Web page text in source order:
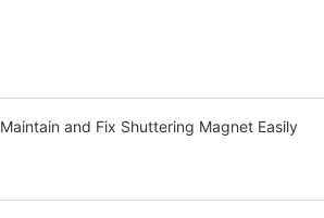
Maintain and Fix Shuttering Magnet Easily